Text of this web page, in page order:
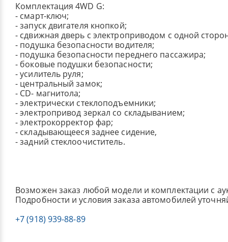
Комплектация 4WD G:
- смарт-ключ;
- запуск двигателя кнопкой;
- сдвижная дверь с электроприводом с одной
- подушка безопасности водителя;
- подушка безопасности переднего пассажира;
- боковые подушки безопасности;
- усилитель руля;
- центральный замок;
- СD- магнитола;
- электрически стеклоподъемники;
- электропривод зеркал со складыванием;
- электрокорректор фар;
- складывающееся заднее сидение,
- задний стеклоочиститель.
Возможен заказ любой модели и комплектации с
Подробности и условия заказа автомобилей
+7 (918) 939-88-89